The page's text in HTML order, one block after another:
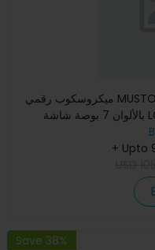
ميكروسكوب رقمي MUSTOOL G1200 12 ميجابكسل شاشة كبيرة
+ Upto
Save 38%